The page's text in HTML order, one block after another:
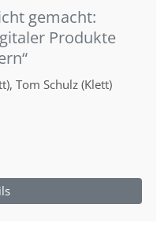
gemacht:
Produkte
Tom Schulz (Klett)